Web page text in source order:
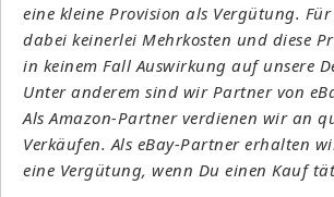
eine kleine Provision als Vergütung.
dabei keinerlei Mehrkosten und diese
in keinem Fall Auswirkung auf unsere
Unter anderem sind wir Partner von
Als Amazon-Partner verdienen wir an
Verkäufen. Als eBay-Partner erhalten
eine Vergütung, wenn Du einen Kauf